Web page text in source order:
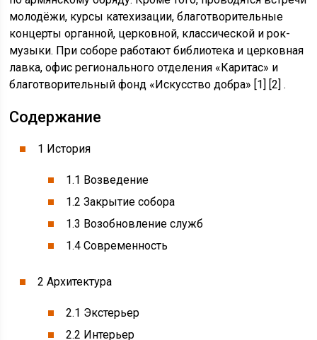
молодёжи, курсы катехизации, благотворительные
концерты органной, церковной, классической и рок-
музыки. При соборе работают библиотека и церковная
лавка, офис регионального отделения «Каритас» и
благотворительный фонд «Искусство добра» [1] [2] .
Содержание
1 История
1.1 Возведение
1.2 Закрытие собора
1.3 Возобновление служб
1.4 Современность
2 Архитектура
2.1 Экстерьер
2.2 Интерьер